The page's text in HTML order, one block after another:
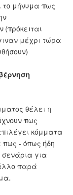
το μήνυμα πως
μέχρι τώρα
θέλει η
πως
κόμματα
πως - όπως ήδη
για
παρά